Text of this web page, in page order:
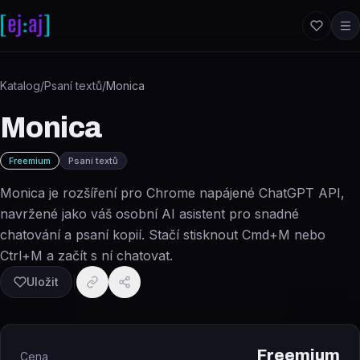
Katalog/Psaní textů/Monica
Monica
Freemium Psaní textů
Monica je rozšíření pro Chrome napájené ChatGPT API,
navržené jako váš osobní AI asistent pro snadné
chatování a psaní kopií. Stačí stisknout Cmd+M nebo
Ctrl+M a začít s ní chatovat.
Uložit
Cena Freemium